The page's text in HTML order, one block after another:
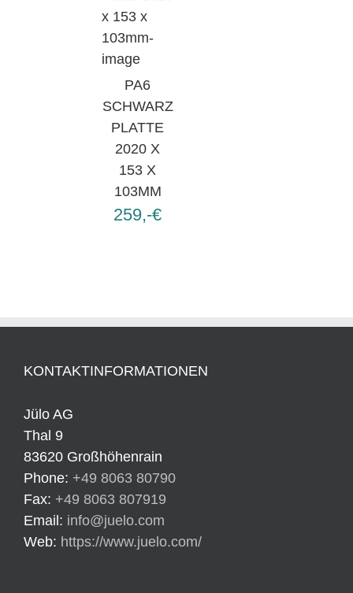
PA6
SCHWARZ
PLATTE
2020 X
153 X
103MM
259,-€
KONTAKTINFORMATIONEN
Jülo AG
Thal 9
83620 Großhöhenrain
Phone: +49 8063 80790
Fax: +49 8063 807919
Email: info@juelo.com
Web: https://www.juelo.com/